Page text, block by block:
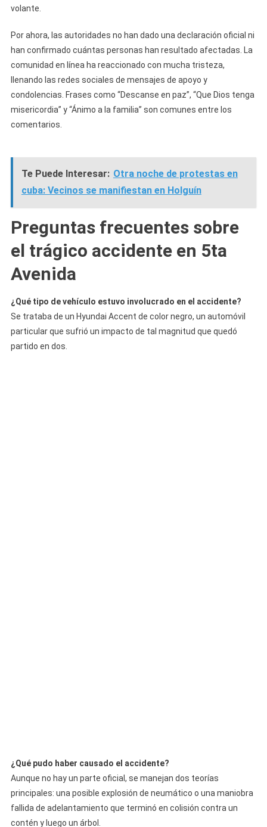
volante.
Por ahora, las autoridades no han dado una declaración oficial ni
han confirmado cuántas personas han resultado afectadas. La
comunidad en línea ha reaccionado con mucha tristeza,
llenando las redes sociales de mensajes de apoyo y
condolencias. Frases como “Descanse en paz”, “Que Dios tenga
misericordia” y “Ánimo a la familia” son comunes entre los
comentarios.
Te Puede Interesar: Otra noche de protestas en
cuba: Vecinos se manifiestan en Holguín
Preguntas frecuentes sobre
el trágico accidente en 5ta
Avenida
¿Qué tipo de vehículo estuvo involucrado en el accidente?
Se trataba de un Hyundai Accent de color negro, un automóvil
particular que sufrió un impacto de tal magnitud que quedó
partido en dos.
¿Qué pudo haber causado el accidente?
Aunque no hay un parte oficial, se manejan dos teorías
principales: una posible explosión de neumático o una maniobra
fallida de adelantamiento que terminó en colisión contra un
contén y luego un árbol.